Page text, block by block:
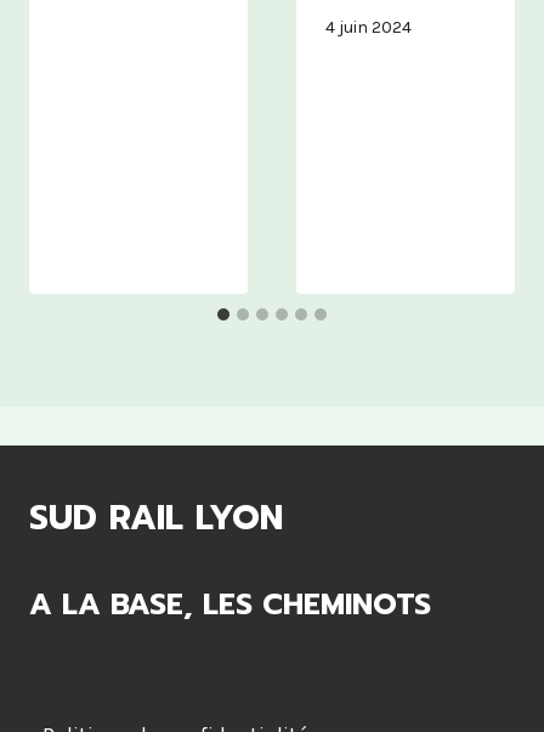
4 juin 2024
SUD RAIL LYON
A LA BASE, LES CHEMINOTS